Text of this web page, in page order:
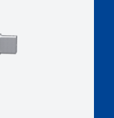
montażu to
tego typu.
gabaryty i
odwadniaczy